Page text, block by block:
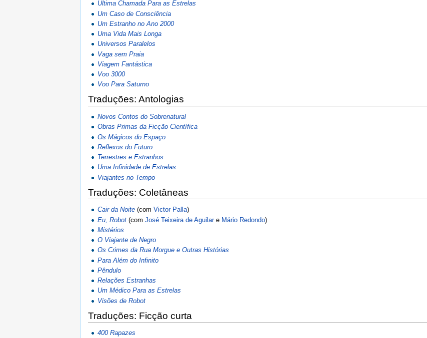
Última Chamada Para as Estrelas
Um Caso de Consciência
Um Estranho no Ano 2000
Uma Vida Mais Longa
Universos Paralelos
Vaga sem Praia
Viagem Fantástica
Voo 3000
Voo Para Saturno
Traduções: Antologias
Novos Contos do Sobrenatural
Obras Primas da Ficção Científica
Os Mágicos do Espaço
Reflexos do Futuro
Terrestres e Estranhos
Uma Infinidade de Estrelas
Viajantes no Tempo
Traduções: Coletâneas
Cair da Noite (comVictor Palla)
Eu, Robot (comJosé Teixeira de Aguilare Mário Redondo)
Mistérios
O Viajante de Negro
Os Crimes da Rua Morgue e Outras Histórias
Para Além do Infinito
Pêndulo
Relações Estranhas
Um Médico Para as Estrelas
Visões de Robot
Traduções: Ficção curta
400 Rapazes